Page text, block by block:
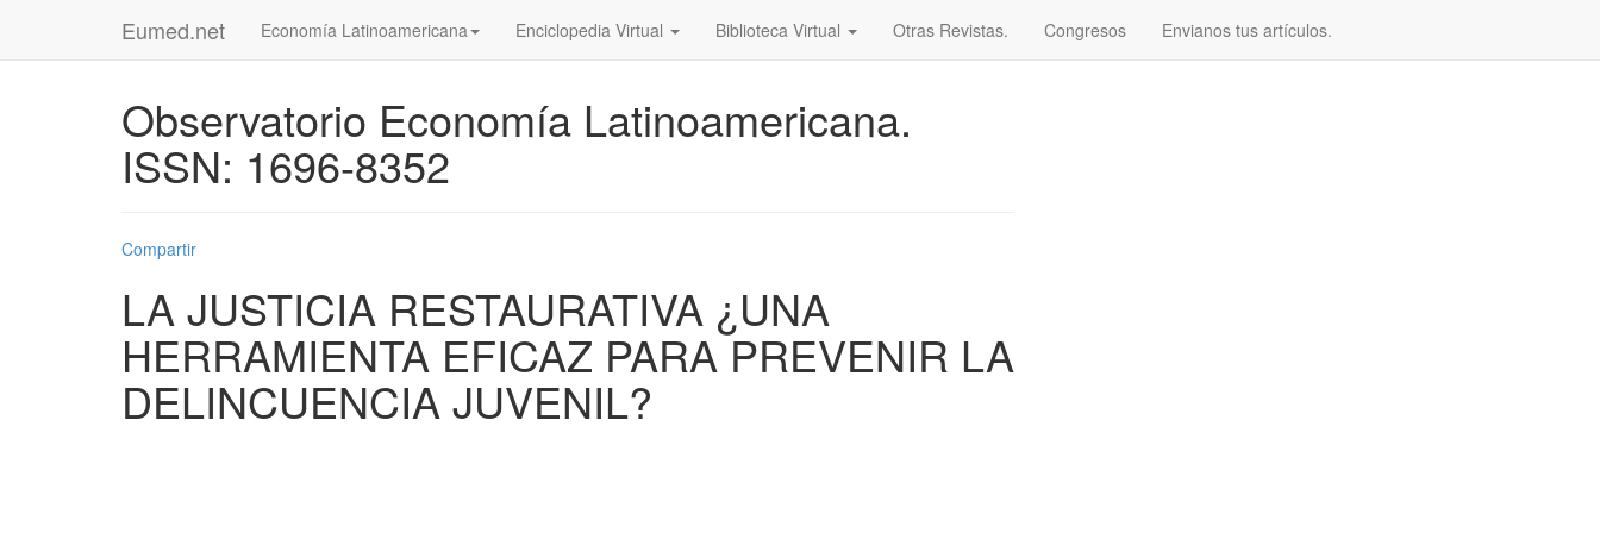
Eumed.net Economía Latinoamericana Enciclopedia Virtual Biblioteca Virtual Otras Revistas. Congresos Envianos tus artículos.
Observatorio Economía Latinoamericana.
ISSN: 1696-8352
Compartir
LA JUSTICIA RESTAURATIVA ¿UNA
HERRAMIENTA EFICAZ PARA PREVENIR LA
DELINCUENCIA JUVENIL?